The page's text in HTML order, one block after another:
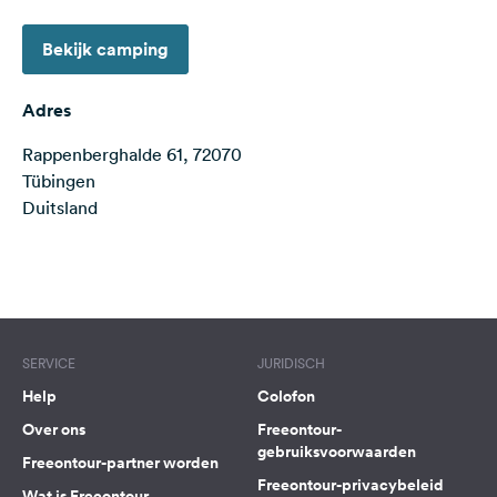
Feedback
Taal:
Volg
ons
op
social
Bekijk camping
Adres
Rappenberghalde 61, 72070
Tübingen
Duitsland
SERVICE
Help
Over ons
Freeontour-partner worden
JURIDISCH
Colofon
Freeontour-
gebruiksvoorwaarden
Freeontour-privacybeleid